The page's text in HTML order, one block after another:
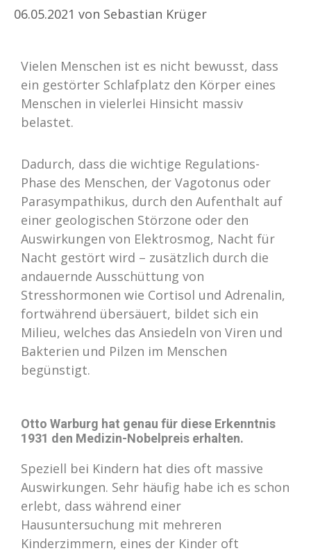
06.05.2021 von Sebastian Krüger
Vielen Menschen ist es nicht bewusst, dass
ein gestörter Schlafplatz den Körper eines
Menschen in vielerlei Hinsicht massiv
belastet.
Dadurch, dass die wichtige Regulations-
Phase des Menschen, der Vagotonus oder
Parasympathikus, durch den Aufenthalt auf
einer geologischen Störzone oder den
Auswirkungen von Elektrosmog, Nacht für
Nacht gestört wird – zusätzlich durch die
andauernde Ausschüttung von
Stresshormonen wie Cortisol und Adrenalin,
fortwährend übersäuert, bildet sich ein
Milieu, welches das Ansiedeln von Viren und
Bakterien und Pilzen im Menschen
begünstigt.
Otto Warburg hat genau für diese Erkenntnis
1931 den Medizin-Nobelpreis erhalten.
Speziell bei Kindern hat dies oft massive
Auswirkungen. Sehr häufig habe ich es schon
erlebt, dass während einer
Hausuntersuchung mit mehreren
Kinderzimmern, eines der Kinder oft